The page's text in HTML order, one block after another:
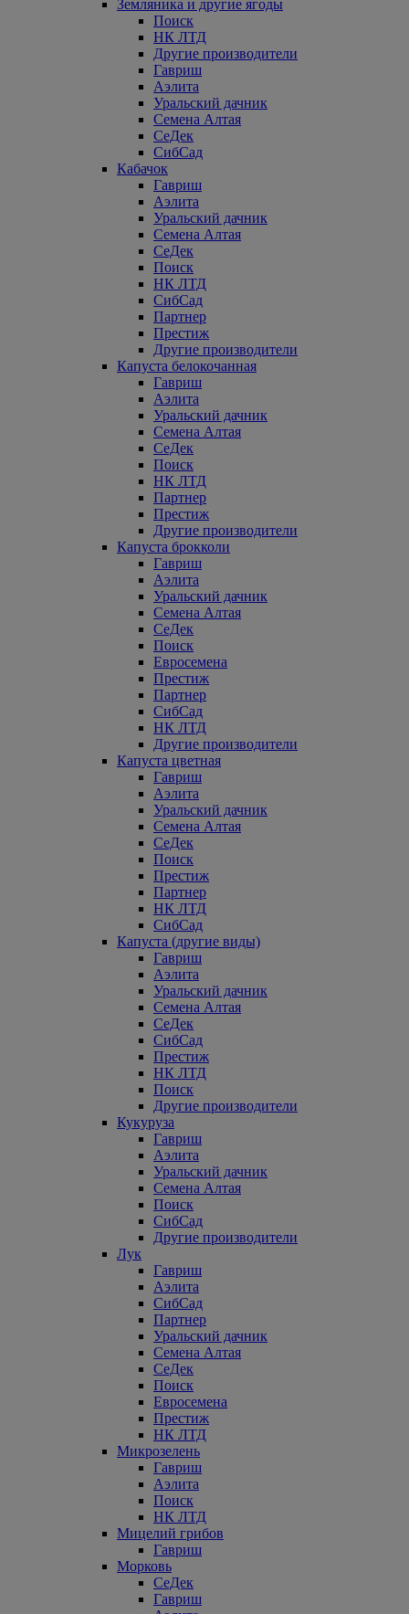
Земляника и другие ягоды
Поиск
НК ЛТД
Другие производители
Гавриш
Аэлита
Уральский дачник
Семена Алтая
СеДек
СибСад
Кабачок
Гавриш
Аэлита
Уральский дачник
Семена Алтая
СеДек
Поиск
НК ЛТД
СибСад
Партнер
Престиж
Другие производители
Капуста белокочанная
Гавриш
Аэлита
Уральский дачник
Семена Алтая
СеДек
Поиск
НК ЛТД
Партнер
Престиж
Другие производители
Капуста брокколи
Гавриш
Аэлита
Уральский дачник
Семена Алтая
СеДек
Поиск
Евросемена
Престиж
Партнер
СибСад
НК ЛТД
Другие производители
Капуста цветная
Гавриш
Аэлита
Уральский дачник
Семена Алтая
СеДек
Поиск
Престиж
Партнер
НК ЛТД
СибСад
Капуста (другие виды)
Гавриш
Аэлита
Уральский дачник
Семена Алтая
СеДек
СибСад
Престиж
НК ЛТД
Поиск
Другие производители
Кукуруза
Гавриш
Аэлита
Уральский дачник
Семена Алтая
Поиск
СибСад
Другие производители
Лук
Гавриш
Аэлита
СибСад
Партнер
Уральский дачник
Семена Алтая
СеДек
Поиск
Евросемена
Престиж
НК ЛТД
Микрозелень
Гавриш
Аэлита
Поиск
НК ЛТД
Мицелий грибов
Гавриш
Морковь
СеДек
Гавриш